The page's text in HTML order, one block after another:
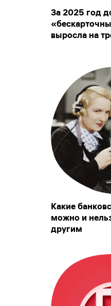
За 2025 год
выросла на
Какие
можно и
другим